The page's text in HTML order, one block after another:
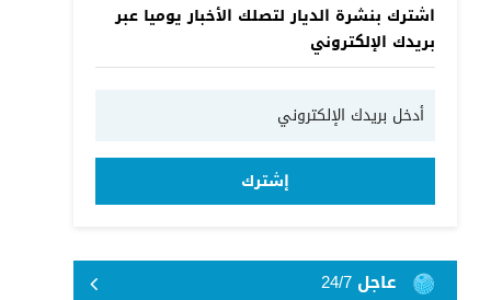
اشترك بنشرة الديار لتصلك الأخبار يوميا عبر
بريدك الإلكتروني
إشترك
عاجل 24/7